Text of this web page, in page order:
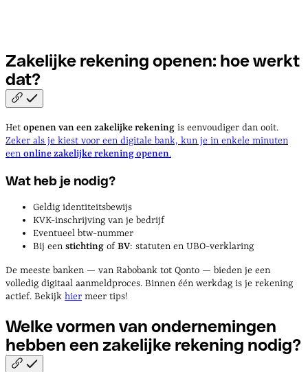
Zakelijke rekening openen: hoe werkt
dat?
Het openen van een zakelijke rekening is eenvoudiger dan ooit.
Zeker als je kiest voor een digitale bank, kun je in enkele minuten
een online zakelijke rekening openen.
Wat heb je nodig?
Geldig identiteitsbewijs
KVK-inschrijving van je bedrijf
Eventueel btw-nummer
Bij een stichting ofBV: statuten en UBO-verklaring
De meeste banken — van Rabobank tot Qonto — bieden je een
volledig digitaal aanmeldproces. Binnen één werkdag is je rekening
actief. Bekijk hier meer tips!
Welke vormen van ondernemingen
hebben een zakelijke rekening nodig?